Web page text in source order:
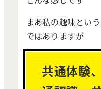
まあ私の趣味とい
ではありますが
共通体験